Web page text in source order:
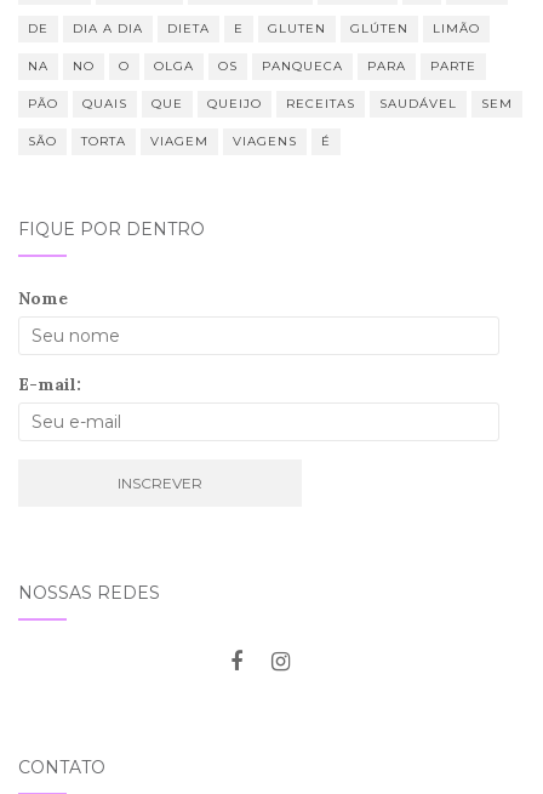
DE DIA A DIA DIETA E GLUTEN GLÚTEN LIMÃO
NA NO O OLGA OS PANQUECA PARA PARTE
PÃO QUAIS QUE QUEIJO RECEITAS SAUDÁVEL SEM
SÃO TORTA VIAGEM VIAGENS É
FIQUE POR DENTRO
Nome
E-mail:
NOSSAS REDES
CONTATO